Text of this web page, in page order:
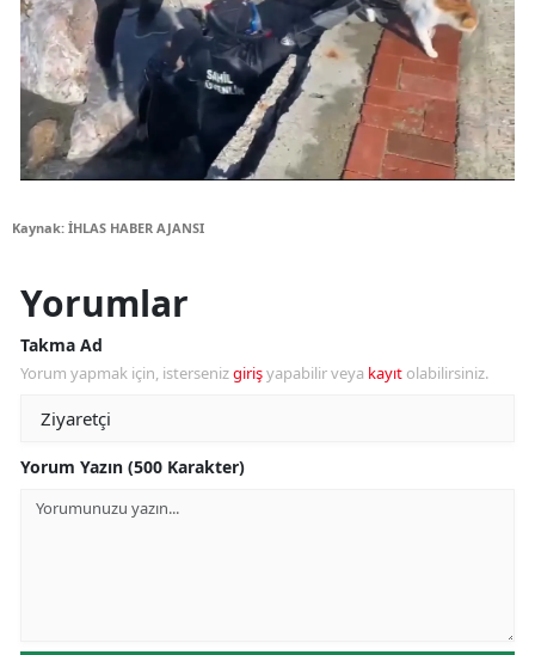
Kaynak: İHLAS HABER AJANSI
Yorumlar
Takma Ad
Yorum yapmak için, istersenizgirişyapabilir veya kayıt olabilirsiniz.
Yorum Yazın (500 Karakter)